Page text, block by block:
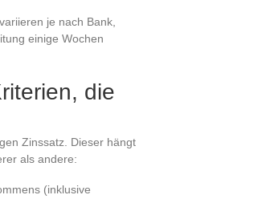
je nach Bank,
einige Wochen
die
Zinssatz. Dieser hängt
als andere:
(inklusive